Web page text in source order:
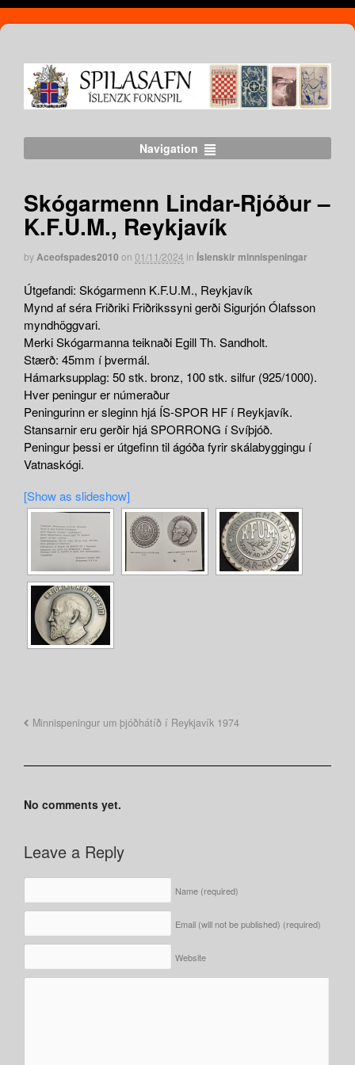
Navigation
Skógarmenn Lindar-Rjóður –
K.F.U.M., Reykjavík
byAceofspades2010 on 01/11/2024 in Íslenskir minnispeningar
Útgefandi: Skógarmenn K.F.U.M., Reykjavík
Mynd af séra Friðriki Friðrikssyni gerði Sigurjón Ólafsson
myndhöggvari.
Merki Skógarmanna teiknaði Egill Th. Sandholt.
Stærð: 45mm í þvermál.
Hámarksupplag: 50 stk. bronz, 100 stk. silfur (925/1000).
Hver peningur er númeraður
Peningurinn er sleginn hjá ÍS-SPOR HF í Reykjavík.
Stansarnir eru gerðir hjá SPORRONG í Svíþjóð.
Peningur þessi er útgefinn til ágóða fyrir skálabyggingu í
Vatnaskógi.
[Show as slideshow]
Minnispeningur um þjóðhátíð í Reykjavík 1974
No comments yet.
Leave a Reply
Name (required)
Email (will not be published) (required)
Website